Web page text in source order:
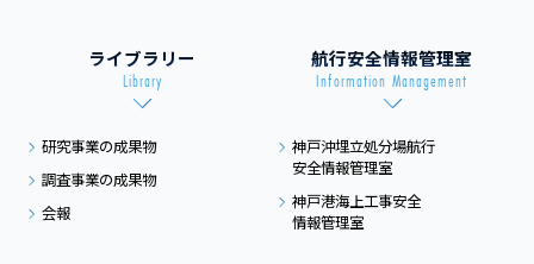
ライブラリー
Library
研究事業の成果物
調査事業の成果物
会報
航行安全情報管理室
Information Management
神戸沖埋立処分場航行
安全情報管理室
神戸港海上工事安全
情報管理室